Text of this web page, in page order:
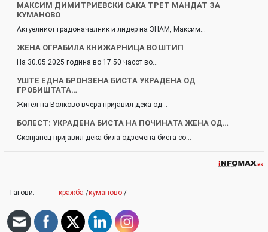
МАКСИМ ДИМИТРИЕВСКИ САКА ТРЕТ МАНДАТ ЗА
КУМАНОВО
Актуелниот градоначалник и лидер на ЗНАМ, Максим…
ЖЕНА ОГРАБИЛА КНИЖАРНИЦА ВО ШТИП
На 30.05.2025 година во 17.50 часот во…
УШТЕ ЕДНА БРОНЗЕНА БИСТА УКРАДЕНА ОД
ГРОБИШТАТА…
Жител на Волково вчера пријавил дека од…
БОЛЕСТ: УКРАДЕНА БИСТА НА ПОЧИНАТА ЖЕНА ОД…
Скопјанец пријавил дека била одземена биста со…
Тагови: кражба /куманово /